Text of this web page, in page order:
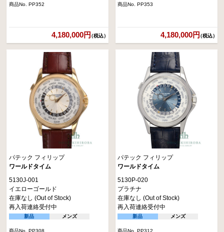
商品No. PP352
4,180,000円（税込）
商品No. PP353
4,180,000円（税込）
パテック フィリップ
ワールドタイム
5130J-001
イエローゴールド
在庫なし (Out of Stock)
再入荷連絡受付中
新品 メンズ
パテック フィリップ
ワールドタイム
5130P-020
プラチナ
在庫なし (Out of Stock)
再入荷連絡受付中
新品 メンズ